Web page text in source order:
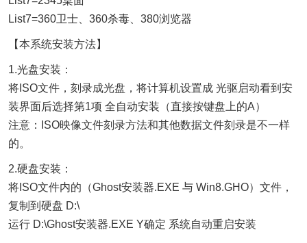
List7=360卫士、360杀毒、380浏览器
【本系统安装方法】
1.光盘安装：
将ISO文件，刻录成光盘，将计算机设置成 光驱启动看到安
装界面后选择第1项 全自动安装（直接按键盘上的A）
注意：ISO映像文件刻录方法和其他数据文件刻录是不一样
的。
2.硬盘安装：
将ISO文件内的（Ghost安装器.EXE 与 Win8.GHO）文件，
复制到硬盘 D:\
运行 D:\Ghost安装器.EXE Y确定 系统自动重启安装